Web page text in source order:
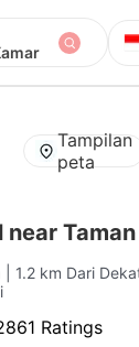
Tampilan
peta
| 1.2 km Dari
Ratings